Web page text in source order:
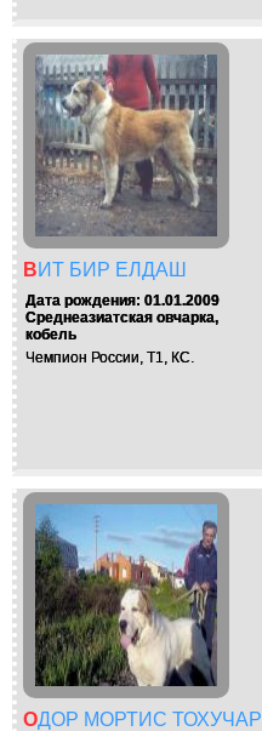
ВИТ БИР ЕЛДАШ
Дата рождения: 01.01.2009
Среднеазиатская овчарка,
кобель
Чемпион России, Т1, КС.
ОДОР МОРТИС ТОХУЧАР